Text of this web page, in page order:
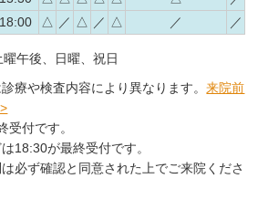
△ ／ △ ／ △ ／ ／
午後、日曜、祝日
療や検査内容により異なります。来院前
付です。
18:30が最終受付です。
必ず確認と同意された上でご来院くださ